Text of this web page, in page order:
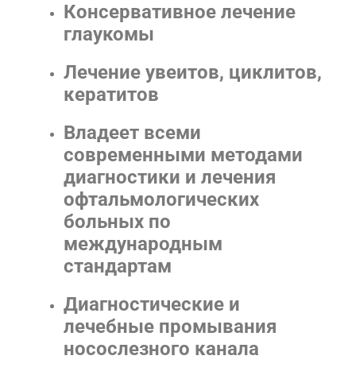
Консервативное лечение
глаукомы
Лечение увеитов, циклитов,
кератитов
Владеет всеми
современными методами
диагностики и лечения
офтальмологических
больных по
международным
стандартам
Диагностические и
лечебные промывания
носослезного канала